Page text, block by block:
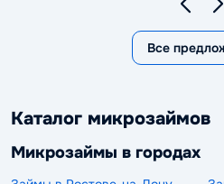
Все
Каталог микрозаймов
Микрозаймы в городах